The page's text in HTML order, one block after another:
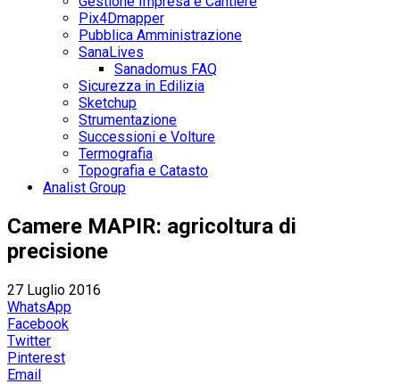
Pix4Dmapper
Pubblica Amministrazione
SanaLives
Sanadomus FAQ
Sicurezza in Edilizia
Sketchup
Strumentazione
Successioni e Volture
Termografia
Topografia e Catasto
Analist Group
Camere MAPIR: agricoltura di
precisione
27 Luglio 2016
WhatsApp
Facebook
Twitter
Pinterest
Email